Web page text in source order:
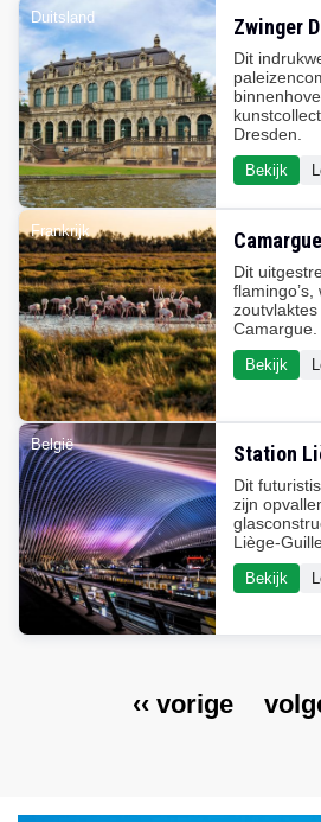
Duitsland Zwinger
Dit
Dresden.
Bekijk
Frankrijk Camargue
Dit
flamingo’s,
Camargue.
Bekijk
België Station
Dit
zijn
Liège-
Bekijk
Paginering
V
‹‹ vorige
V